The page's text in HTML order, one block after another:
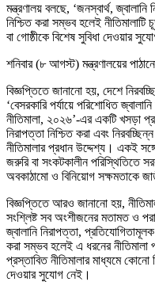
মন্ত্রণালয় বলছে, ‘জনস্বার্থ,
নিশ্চিত করা সম্ভব হলেই
বা গোষ্ঠীকে বিশেষ সুবিধা দেওয়ার
শনিবার (৮ আগস্ট) মন্ত্রণালয়ের
বিজ্ঞপ্তিতে জানানো হয়, দেশে
‘বেসরকারি পর্যায়ে পরিশোধিত
নীতিমালা, ২০২৬’-এর একটি খসড়া
নিরাপত্তা নিশ্চিত করা এবং
নীতিমালার প্রধান উদ্দেশ্য। একই
জরুরি বা সংকটকালীন পরিস্থিতিতে
অবকাঠামো ও বিনিয়োগ সক্ষমতাকে
বিজ্ঞপ্তিতে আরও জানানো হয়,
সংশ্লিষ্ট সব অংশীজনের মতামত ও
জ্বালানি নিরাপত্তা,
করা সম্ভব হলেই এ ধরনের নীতিমালা
প্রস্তাবিত নীতিমালার মাধ্যমে কোনো
দেওয়ার সুযোগ নেই।